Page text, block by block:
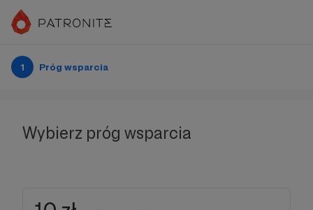
1 Próg wsparcia
Wybierz próg wsparcia